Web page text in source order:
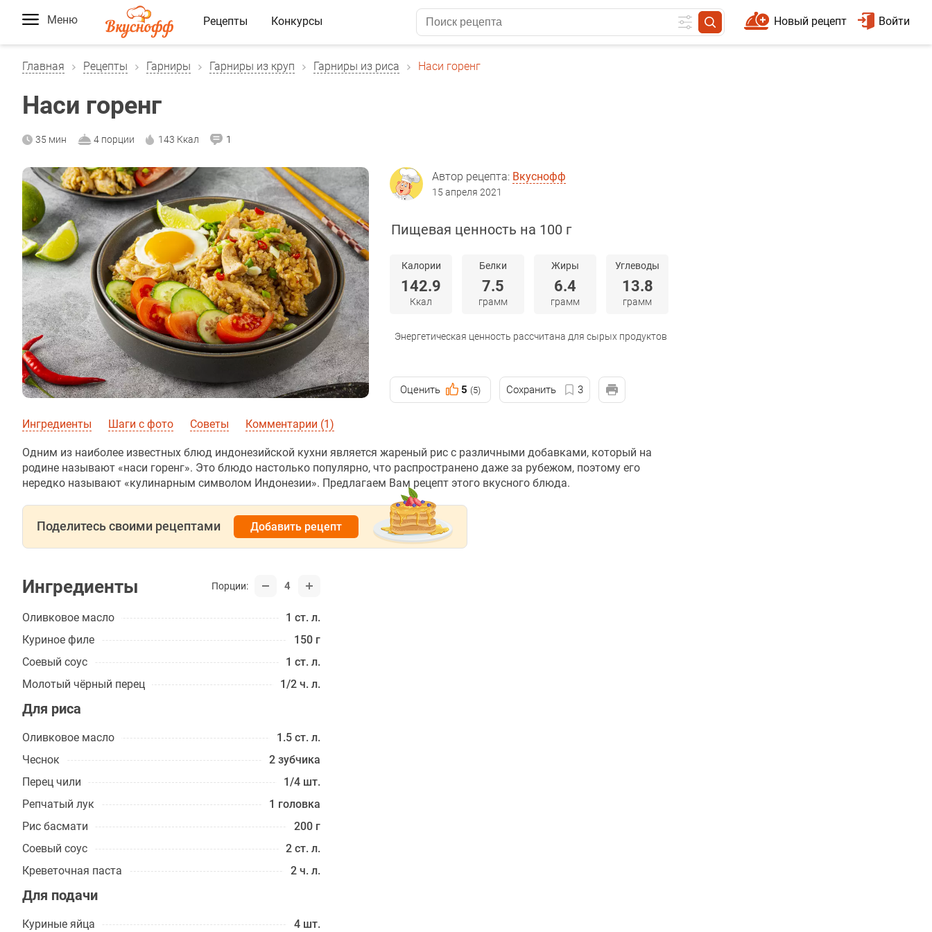
Меню Рецепты Конкурсы Войти
Новый рецепт
Главная Рецепты Гарниры Гарниры из круп Гарниры из риса Наси горенг
Наси горенг
35 мин 4 порции 143 Ккал 1
Автор рецепта: Вкуснофф
15 апреля 2021
Пищевая ценность на 100 г
Калории
142.9
Ккал
Белки
7.5
грамм
Жиры
6.4
грамм
Углеводы
13.8
грамм
Энергетическая ценность рассчитана для сырых продуктов
Оценить 5 (5) Сохранить 3
Ингредиенты Шаги с фото Советы Комментарии (1)
Одним из наиболее известных блюд индонезийской кухни является жареный рис с различными добавками, который на
родине называют «наси горенг». Это блюдо настолько популярно, что распространено даже за рубежом, поэтому его
нередко называют «кулинарным символом Индонезии». Предлагаем Вам рецепт этого вкусного блюда.
Поделитесь своими рецептами Добавить рецепт
Ингредиенты Порции: 4
Оливковое масло
1 ст. л.
Куриное филе
150 г
Соевый соус
1 ст. л.
Молотый чёрный перец
1/2 ч. л.
Для риса
Оливковое масло
1.5 ст. л.
Чеснок
2 зубчика
Перец чили
1/4 шт.
Репчатый лук
1 головка
Рис басмати
200 г
Соевый соус
2 ст. л.
Креветочная паста
2 ч. л.
Для подачи
Куриные яйца
4 шт.